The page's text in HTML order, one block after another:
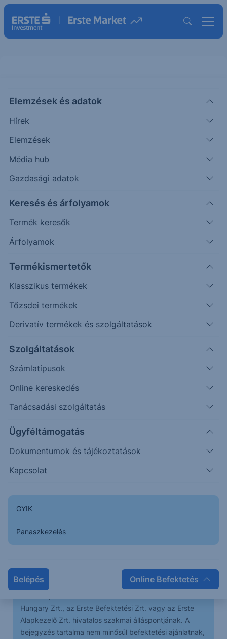
Elemzések és adatok
Hírek
Elemzések
Média hub
Gazdasági adatok
Keresés és árfolyamok
Termék keresők
Árfolyamok
Termékismertetők
Klasszikus termékek
Tőzsdei termékek
Derivatív termékek és szolgáltatások
Szolgáltatások
Számlatípusok
Online kereskedés
Tanácsadási szolgáltatás
Ügyféltámogatás
Dokumentumok és tájékoztatások
Kapcsolat
GYIK
Panaszkezelés
Belépés Online Befektetés
S&P500 - 2025/94 - Napi
CHART EXTRA
Puppi Adrián
A korrekció befejezését követően további
Napos
Az elmúlt napokban további emelkedés érkezett a
állította meg az emelkedést, a korrekció a csatorna
tető felett indult meg, melynek nagysága egyelőre
Az előttünk álló időszakban folytatódhat a
további emelkedés érkezhet a piacra, melynek az
A bejegyzésben foglaltak kizárólag az író személyes
Hungary Zrt., az Erste Befektetési Zrt. vagy az Erste
Alapkezelő Zrt. hivatalos szakmai álláspontjának. A
bejegyzés tartalma nem minősül befektetési ajánlatnak,